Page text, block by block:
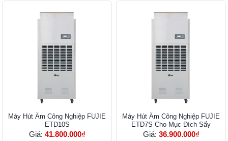
Máy Hút Ẩm Công Nghiệp FUJIE
ETD10S
Giá: 41.800.000₫
Máy Hút Ẩm Công Nghiệp FUJIE
ETD7S Cho Mục Đích Sấy
Giá: 36.900.000₫